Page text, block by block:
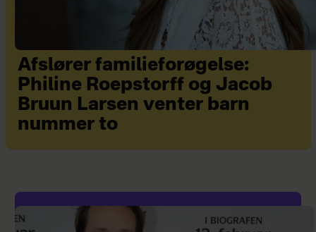
Afslører familieforøgelse:
Philine Roepstorff og Jacob
Bruun Larsen venter barn
nummer to